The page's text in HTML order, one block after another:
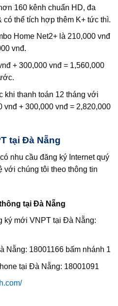
160 kênh chuẩn HD, đa
có thể tích hợp thêm K+ tức thì.
Home Net2+ là 210,000 vnđ
vnđ.
+ 300,000 vnđ = 1,560,000
khi thanh toán 12 tháng với
vnđ + 300,000 vnđ = 2,820,000
tại Đà Nẵng
nhu cầu đăng ký Internet quý
với chúng tôi theo thông tin
tại Đà Nẵng
ký mới VNPT tại Đà Nẵng:
Nẵng: 18001166 bấm nhánh 1
tại Đà Nẵng: 18001091